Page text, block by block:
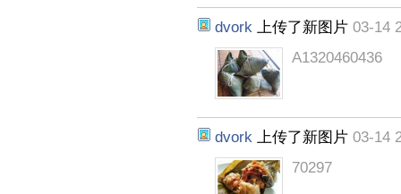
dvork 上传了新图片 03-14
A1320460436
dvork 上传了新图片 03-14
70297